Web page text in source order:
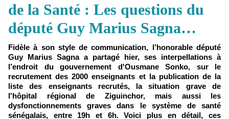
de la Santé : Les questions du
député Guy Marius Sagna…
Fidèle à son style de communication, l’honorable député
Guy Marius Sagna a partagé hier, ses interpellations à
l’endroit du gouvernement d'Ousmane Sonko, sur le
recrutement des 2000 enseignants et la publication de la
liste des enseignants recrutés, la situation grave de
l'hôpital régional de Ziguinchor, mais aussi les
dysfonctionnements graves dans le système de santé
sénégalais, entre 19h et 6h. Voici plus en détail, ces